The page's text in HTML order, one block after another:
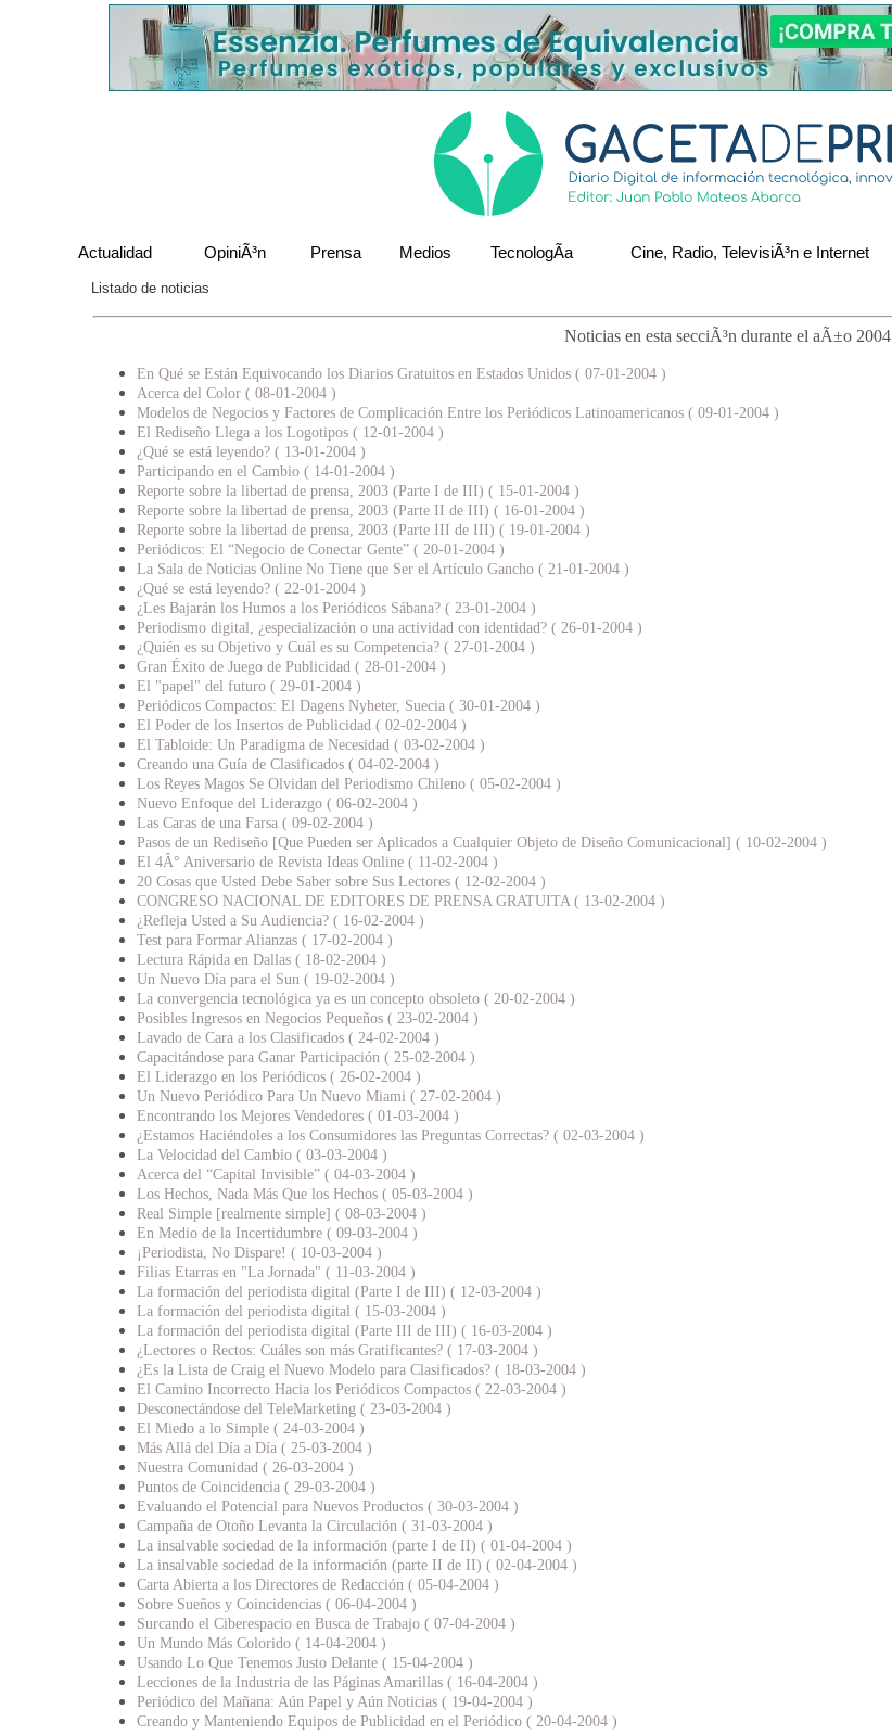
Actualidad OpiniÃ³n Prensa Medios TecnologÃ­a Cine, Radio, TelevisiÃ³n e Internet
Listado de noticias
Noticias en esta secciÃ³n durante el aÃ±o 2004
En Qué se Están Equivocando los Diarios Gratuitos en Estados Unidos ( 07-01-2004 )
Acerca del Color ( 08-01-2004 )
Modelos de Negocios y Factores de Complicación Entre los Periódicos Latinoamericanos ( 09-01-2004 )
El Rediseño Llega a los Logotipos ( 12-01-2004 )
¿Qué se está leyendo? ( 13-01-2004 )
Participando en el Cambio ( 14-01-2004 )
Reporte sobre la libertad de prensa, 2003 (Parte I de III) ( 15-01-2004 )
Reporte sobre la libertad de prensa, 2003 (Parte II de III) ( 16-01-2004 )
Reporte sobre la libertad de prensa, 2003 (Parte III de III) ( 19-01-2004 )
Periódicos: El “Negocio de Conectar Gente” ( 20-01-2004 )
La Sala de Noticias Online No Tiene que Ser el Artículo Gancho ( 21-01-2004 )
¿Qué se está leyendo? ( 22-01-2004 )
¿Les Bajarán los Humos a los Periódicos Sábana? ( 23-01-2004 )
Periodismo digital, ¿especialización o una actividad con identidad? ( 26-01-2004 )
¿Quién es su Objetivo y Cuál es su Competencia? ( 27-01-2004 )
Gran Éxito de Juego de Publicidad ( 28-01-2004 )
El "papel" del futuro ( 29-01-2004 )
Periódicos Compactos: El Dagens Nyheter, Suecia ( 30-01-2004 )
El Poder de los Insertos de Publicidad ( 02-02-2004 )
El Tabloide: Un Paradigma de Necesidad ( 03-02-2004 )
Creando una Guía de Clasificados ( 04-02-2004 )
Los Reyes Magos Se Olvidan del Periodismo Chileno ( 05-02-2004 )
Nuevo Enfoque del Liderazgo ( 06-02-2004 )
Las Caras de una Farsa ( 09-02-2004 )
Pasos de un Rediseño [Que Pueden ser Aplicados a Cualquier Objeto de Diseño Comunicacional] ( 10-02-2004 )
El 4Â° Aniversario de Revista Ideas Online ( 11-02-2004 )
20 Cosas que Usted Debe Saber sobre Sus Lectores ( 12-02-2004 )
CONGRESO NACIONAL DE EDITORES DE PRENSA GRATUITA ( 13-02-2004 )
¿Refleja Usted a Su Audiencia? ( 16-02-2004 )
Test para Formar Alianzas ( 17-02-2004 )
Lectura Rápida en Dallas ( 18-02-2004 )
Un Nuevo Día para el Sun ( 19-02-2004 )
La convergencia tecnológica ya es un concepto obsoleto ( 20-02-2004 )
Posibles Ingresos en Negocios Pequeños ( 23-02-2004 )
Lavado de Cara a los Clasificados ( 24-02-2004 )
Capacitándose para Ganar Participación ( 25-02-2004 )
El Liderazgo en los Periódicos ( 26-02-2004 )
Un Nuevo Periódico Para Un Nuevo Miami ( 27-02-2004 )
Encontrando los Mejores Vendedores ( 01-03-2004 )
¿Estamos Haciéndoles a los Consumidores las Preguntas Correctas? ( 02-03-2004 )
La Velocidad del Cambio ( 03-03-2004 )
Acerca del “Capital Invisible” ( 04-03-2004 )
Los Hechos, Nada Más Que los Hechos ( 05-03-2004 )
Real Simple [realmente simple] ( 08-03-2004 )
En Medio de la Incertidumbre ( 09-03-2004 )
¡Periodista, No Dispare! ( 10-03-2004 )
Filias Etarras en "La Jornada" ( 11-03-2004 )
La formación del periodista digital (Parte I de III) ( 12-03-2004 )
La formación del periodista digital ( 15-03-2004 )
La formación del periodista digital (Parte III de III) ( 16-03-2004 )
¿Lectores o Rectos: Cuáles son más Gratificantes? ( 17-03-2004 )
¿Es la Lista de Craig el Nuevo Modelo para Clasificados? ( 18-03-2004 )
El Camino Incorrecto Hacia los Periódicos Compactos ( 22-03-2004 )
Desconectándose del TeleMarketing ( 23-03-2004 )
El Miedo a lo Simple ( 24-03-2004 )
Más Allá del Día a Día ( 25-03-2004 )
Nuestra Comunidad ( 26-03-2004 )
Puntos de Coincidencia ( 29-03-2004 )
Evaluando el Potencial para Nuevos Productos ( 30-03-2004 )
Campaña de Otoño Levanta la Circulación ( 31-03-2004 )
La insalvable sociedad de la información (parte I de II) ( 01-04-2004 )
La insalvable sociedad de la información (parte II de II) ( 02-04-2004 )
Carta Abierta a los Directores de Redacción ( 05-04-2004 )
Sobre Sueños y Coincidencias ( 06-04-2004 )
Surcando el Ciberespacio en Busca de Trabajo ( 07-04-2004 )
Un Mundo Más Colorido ( 14-04-2004 )
Usando Lo Que Tenemos Justo Delante ( 15-04-2004 )
Lecciones de la Industria de las Páginas Amarillas ( 16-04-2004 )
Periódico del Mañana: Aún Papel y Aún Noticias ( 19-04-2004 )
Creando y Manteniendo Equipos de Publicidad en el Periódico ( 20-04-2004 )